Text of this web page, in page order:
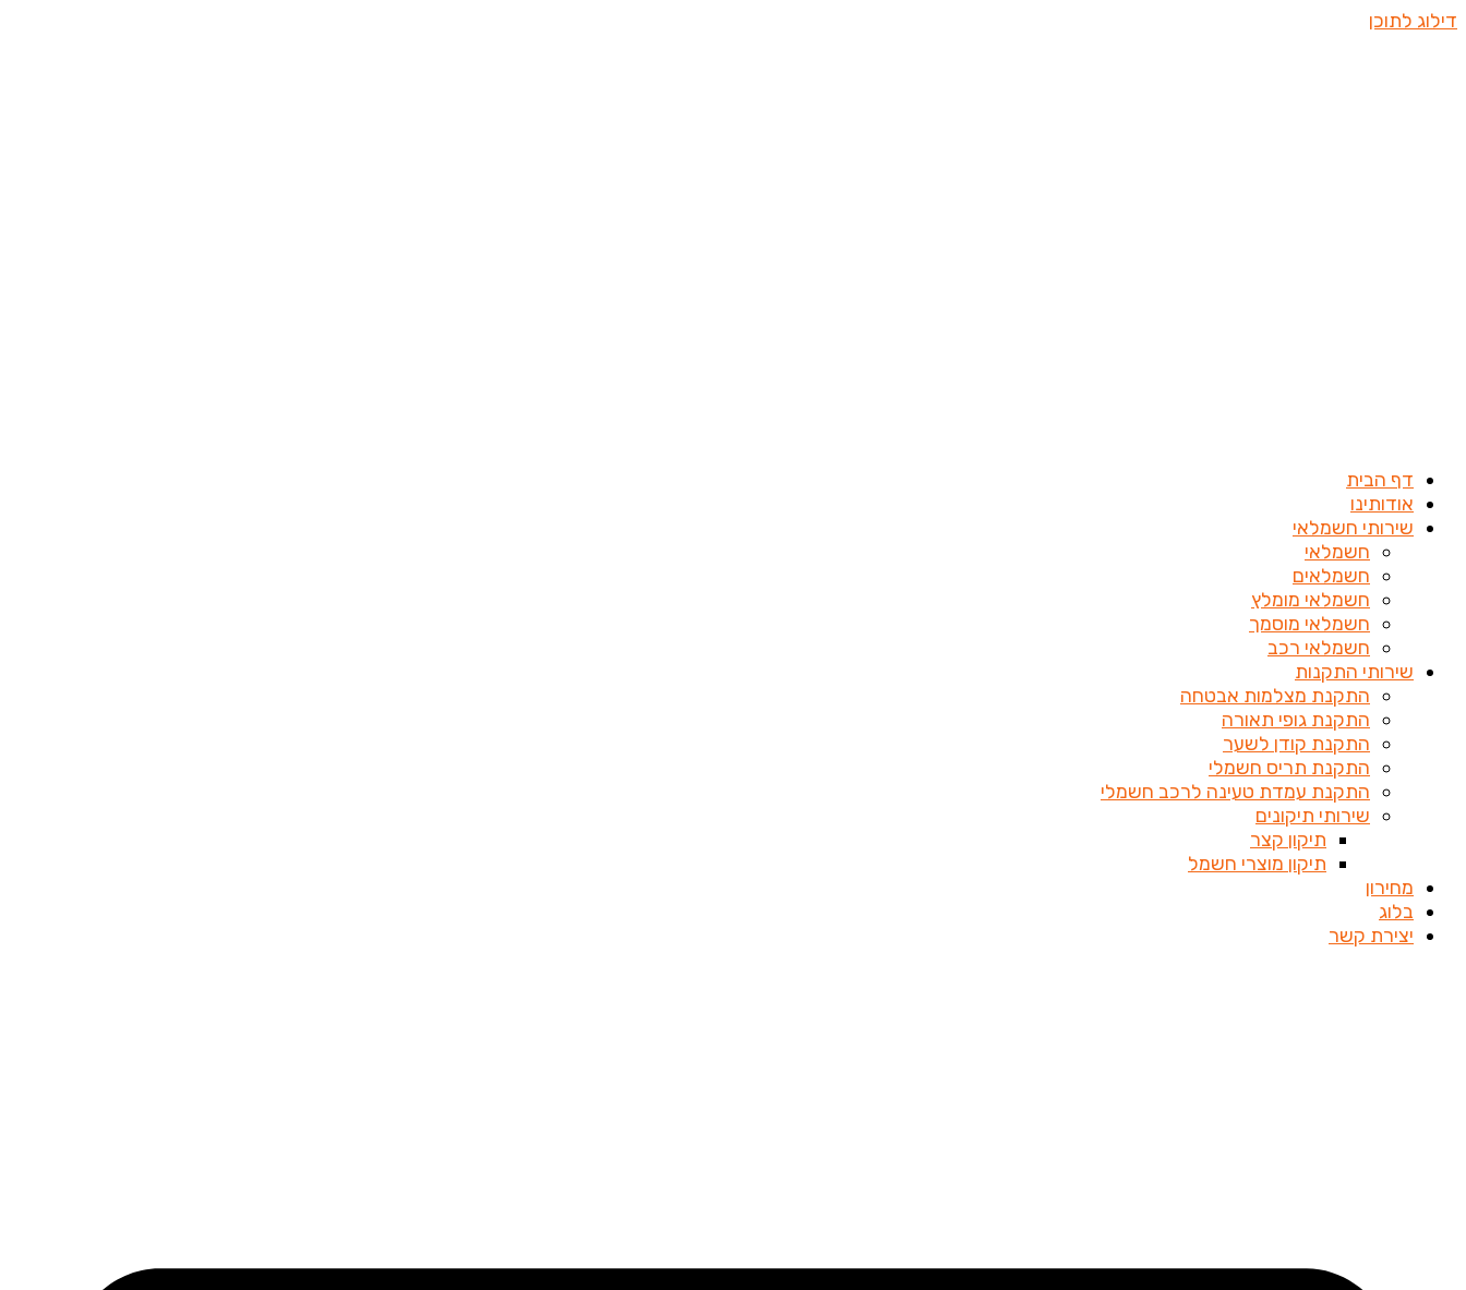
דילוג לתוכן
דף הבית
אודותינו
שירותי חשמלאי
חשמלאי
חשמלאים
חשמלאי מומלץ
חשמלאי מוסמך
חשמלאי רכב
שירותי התקנות
התקנת מצלמות אבטחה
התקנת גופי תאורה
התקנת קודן לשער
התקנת תריס חשמלי
התקנת עמדת טעינה לרכב חשמלי
שירותי תיקונים
תיקון קצר
תיקון מוצרי חשמל
מחירון
בלוג
יצירת קשר